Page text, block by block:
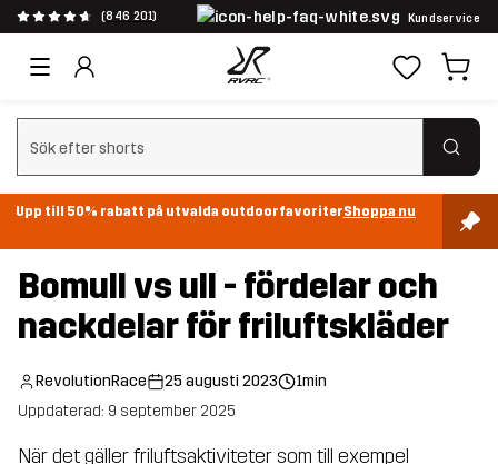
(846 201) Kundservice
Rensa sök
Upp till 50% rabatt på utvalda outdoorfavoriterShoppa nu
Bomull vs ull - fördelar och
nackdelar för friluftskläder
RevolutionRace 25 augusti 2023
1min
Uppdaterad: 9 september 2025
När det gäller friluftsaktiviteter som till exempel